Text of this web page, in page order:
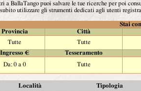
a BallaTango puoi salvare le tue ricerche per poi
utilizzare gli strumenti dedicati agli utenti
Stai
Provincia
Città
Tutte
Tutte
Ingresso €
Tesseramento
Da: 0 a 0 Tutte
Località Tipologia